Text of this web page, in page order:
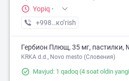
Yopiq ·
+998 (90) XXX-XX-XX
кo’rish
Гербион Плющ, 35 мг, пастилки,
KRKA d.d., Novo mesto (Словения)
Mavjud: 1 qadoq (4 soat oldin